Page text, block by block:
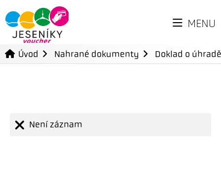
MENU
Úvod Nahrané dokumenty Doklad o
Není záznam